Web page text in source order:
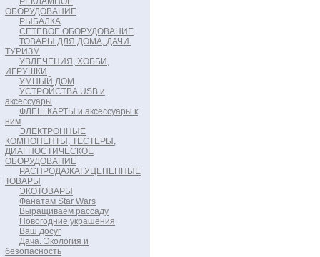
ОБОРУДОВАНИЕ
РЫБАЛКА
СЕТЕВОЕ ОБОРУДОВАНИЕ
ТОВАРЫ ДЛЯ ДОМА, ДАЧИ.
ТУРИЗМ
УВЛЕЧЕНИЯ, ХОББИ,
ИГРУШКИ
УМНЫЙ ДОМ
УСТРОЙСТВА USB и
аксессуары
ФЛЕШ КАРТЫ и аксессуары к
ним
ЭЛЕКТРОННЫЕ
КОМПОНЕНТЫ, ТЕСТЕРЫ,
ДИАГНОСТИЧЕСКОЕ
ОБОРУДОВАНИЕ
РАСПРОДАЖА! УЦЕНЕННЫЕ
ТОВАРЫ
ЭКОТОВАРЫ
Фанатам Star Wars
Выращиваем рассаду
Новогодние украшения
Ваш досуг
Дача. Экология и
безопасность